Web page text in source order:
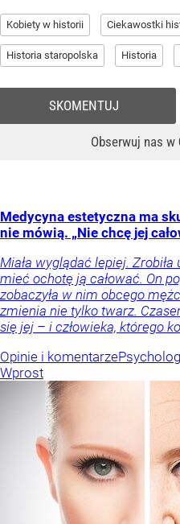
Kobiety w historii Ciekawostki
Historia staropolska Historia
Obserwuj nas w
SKOMENTUJ
Medycyna estetyczna ma
nie mówią. „Nie chcę jej
Miała wyglądać lepiej.
mieć ochotę ją całować. On
zobaczyła w nim obcego
zmienia nie tylko twarz.
się jej – i człowieka, którego
Opinie i komentarze
Wprost